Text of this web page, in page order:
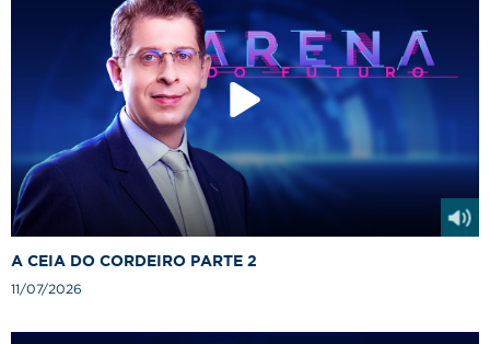
A CEIA DO CORDEIRO PARTE 2
11/07/2026